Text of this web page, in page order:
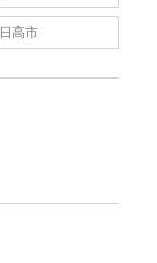
日高市